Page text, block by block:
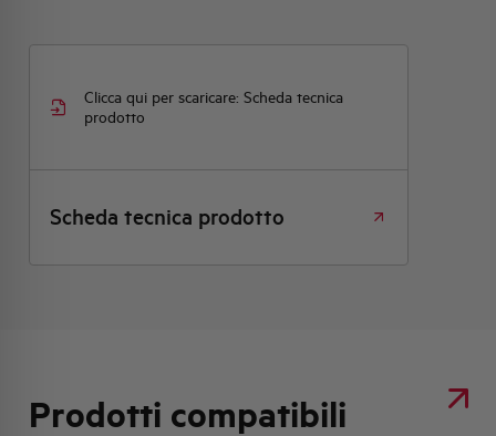
Clicca qui per scaricare: Scheda tecnica
prodotto
Scheda tecnica prodotto
Prodotti compatibili